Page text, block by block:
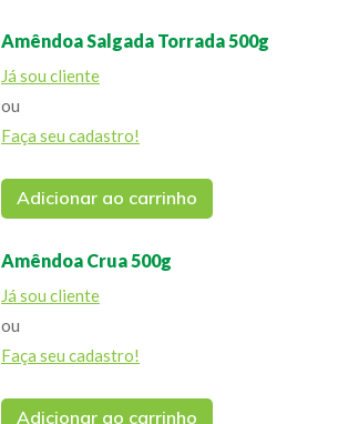
Amêndoa Salgada Torrada 500g
Já sou cliente
ou
Faça seu cadastro!
Adicionar ao carrinho
Amêndoa Crua 500g
Já sou cliente
ou
Faça seu cadastro!
Adicionar ao carrinho